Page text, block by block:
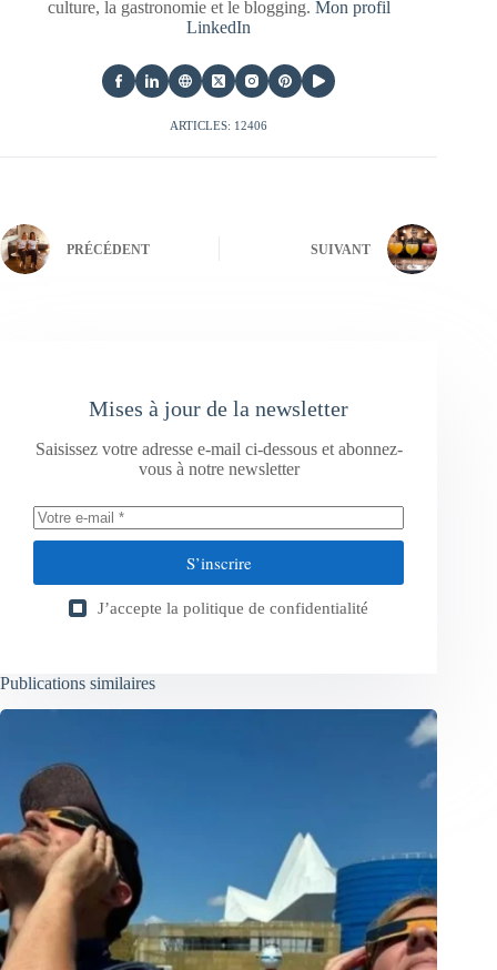
culture, la gastronomie et le blogging. Mon profil
LinkedIn
ARTICLES: 12406
PRÉCÉDENT SUIVANT
Mises à jour de la newsletter
Saisissez votre adresse e-mail ci-dessous et abonnez-
vous à notre newsletter
S’inscrire
J’accepte la politique de confidentialité
Publications similaires